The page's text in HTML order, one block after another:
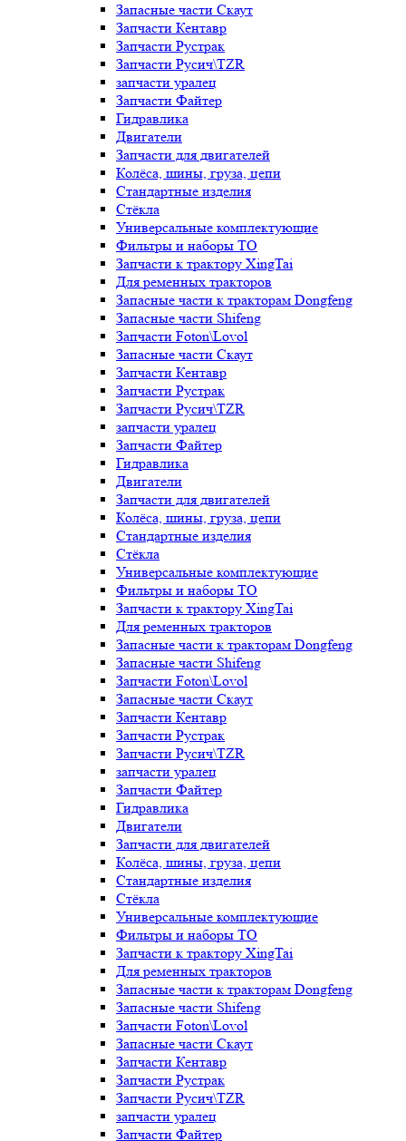
Запасные части Скаут
Запчасти Кентавр
Запчасти Рустрак
Запчасти Русич\TZR
запчасти уралец
Запчасти Файтер
Гидравлика
Двигатели
Запчасти для двигателей
Колёса, шины, груза, цепи
Стандартные изделия
Стёкла
Универсальные комплектующие
Фильтры и наборы ТО
Запчасти к трактору XingTai
Для ременных тракторов
Запасные части к тракторам Dongfeng
Запасные части Shifeng
Запчасти Foton\Lovol
Запасные части Скаут
Запчасти Кентавр
Запчасти Рустрак
Запчасти Русич\TZR
запчасти уралец
Запчасти Файтер
Гидравлика
Двигатели
Запчасти для двигателей
Колёса, шины, груза, цепи
Стандартные изделия
Стёкла
Универсальные комплектующие
Фильтры и наборы ТО
Запчасти к трактору XingTai
Для ременных тракторов
Запасные части к тракторам Dongfeng
Запасные части Shifeng
Запчасти Foton\Lovol
Запасные части Скаут
Запчасти Кентавр
Запчасти Рустрак
Запчасти Русич\TZR
запчасти уралец
Запчасти Файтер
Гидравлика
Двигатели
Запчасти для двигателей
Колёса, шины, груза, цепи
Стандартные изделия
Стёкла
Универсальные комплектующие
Фильтры и наборы ТО
Запчасти к трактору XingTai
Для ременных тракторов
Запасные части к тракторам Dongfeng
Запасные части Shifeng
Запчасти Foton\Lovol
Запасные части Скаут
Запчасти Кентавр
Запчасти Рустрак
Запчасти Русич\TZR
запчасти уралец
Запчасти Файтер